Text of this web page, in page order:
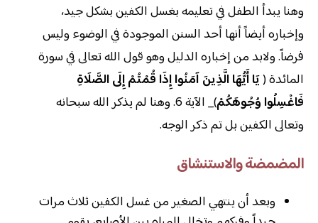
وهنا يبدأ الطفل في تعليمه بغسل الكفين بشكل جيد،
وإخباره أيضاً أنها أحد السنن الموجودة في الوضوء وليس
فرضاً. ولابد من إخباره الدليل وهو قول الله تعالى في سورة
المائدة (يَا أَيُّهَا الَّذِينَ آمَنُوا إِذَا قُمْتُمْ إِلَى الصَّلَاةِ
فَاغْسِلُوا وُجُوهَكُمْ
)_ الآية 6. وهنا لم يذكر الله سبحانه
وتعالى الكفين بل تم ذكر الوجه.
المضمضة والاستنشاق
وبعد أن ينتهي الصغير من غسل الكفين ثلاث مرات